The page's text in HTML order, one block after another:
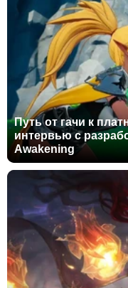
Путь от гачи к
интервью с
Awakening